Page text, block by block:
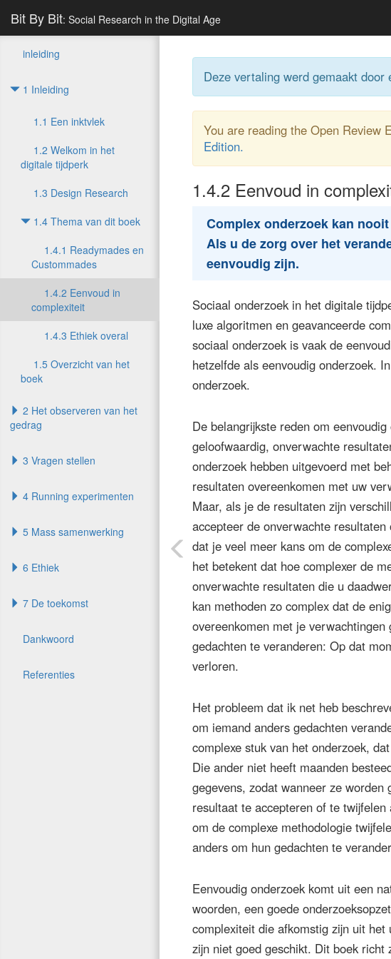
Bit By Bit: Social Research in the Digital Age
inleiding
1 Inleiding
1.1 Een inktvlek
1.2 Welkom in het
digitale tijdperk
1.3 Design Research
1.4 Thema van dit boek
1.4.1 Readymades en
Custommades
1.4.2 Eenvoud in
complexiteit
1.4.3 Ethiek overal
1.5 Overzicht van het
boek
2 Het observeren van het
gedrag
3 Vragen stellen
4 Running experimenten
5 Mass samenwerking
6 Ethiek
7 De toekomst
Dankwoord
Referenties
Deze vertaling werd gemaakt door
You are reading the Open Review
Edition.
1.4.2 Eenvoud in
Complex onderzoek kan
Als u de zorg over het
eenvoudig zijn.
Sociaal onderzoek in het digitale
luxe algoritmen en geavanceerde
sociaal onderzoek is vaak de
hetzelfde als eenvoudig onderzoek.
onderzoek.
De belangrijkste reden om
geloofwaardig, onverwachte
onderzoek hebben uitgevoerd met
resultaten overeenkomen met uw
Maar, als je de resultaten zijn
accepteer de onverwachte
dat je veel meer kans om de
het betekent dat hoe complexer de
onverwachte resultaten die u
kan methoden zo complex dat de
overeenkomen met je
gedachten te veranderen: Op dat
verloren.
Het probleem dat ik net heb
om iemand anders gedachten
complexe stuk van het onderzoek,
Die ander niet heeft maanden
gegevens, zodat wanneer ze
resultaat te accepteren of te
om de complexe methodologie
anders om hun gedachten te
Eenvoudig onderzoek komt uit een
woorden, een goede
complexiteit die afkomstig zijn uit
zijn niet goed geschikt. Dit boek